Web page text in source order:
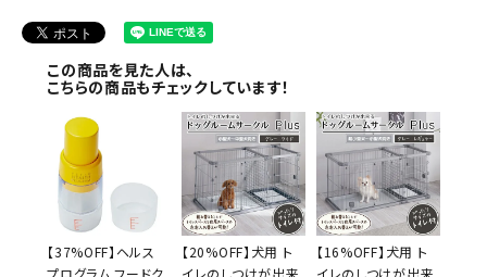
この商品を見た人は、
こちらの商品もチェックしています！
【37%OFF】ヘルス
プログラム フードク
【20%OFF】犬用 ト
イレのしつけが出来
【16%OFF】犬用 ト
イレのしつけが出来